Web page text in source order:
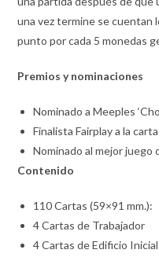
una vez termine se cuentan
punto por cada 5 monedas
Premios y nominaciones
Nominado a Meeples
Finalista Fairplay a la
Nominado al mejor juego
Contenido
110 Cartas (59×91 mm.):
4 Cartas de Trabajador
4 Cartas de Edificio Inicial